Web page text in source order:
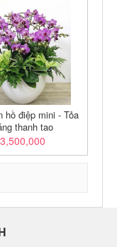
hồ điệp mini - Tỏa
thanh tao
3,500,000